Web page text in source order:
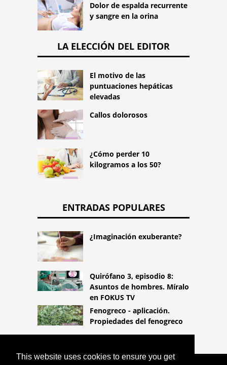
This website uses cookies to ensure you get
Dolor de espalda recurrente
y sangre en la orina
LA ELECCIÓN DEL EDITOR
El motivo de las
puntuaciones hepáticas
elevadas
Callos dolorosos
¿Cómo perder 10
kilogramos a los 50?
ENTRADAS POPULARES
¿Imaginación exuberante?
Quirófano 3, episodio 8:
Asuntos de hombres. Míralo
en FOKUS TV
Fenogreco - aplicación.
Propiedades del fenogreco